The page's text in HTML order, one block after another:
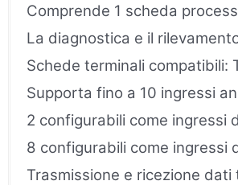
Comprende 1 scheda
La diagnostica e il
Schede terminali compatibili:
Supporta fino a 10 ingressi
2 configurabili come ingressi
8 configurabili come ingressi
Trasmissione e ricezione